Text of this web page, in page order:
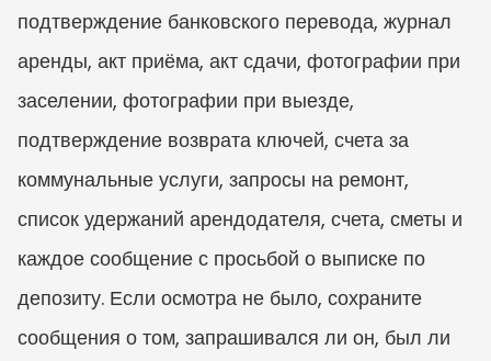
подтверждение банковского перевода, журнал
аренды, акт приёма, акт сдачи, фотографии при
заселении, фотографии при выезде,
подтверждение возврата ключей, счета за
коммунальные услуги, запросы на ремонт,
список удержаний арендодателя, счета, сметы и
каждое сообщение с просьбой о выписке по
депозиту. Если осмотра не было, сохраните
сообщения о том, запрашивался ли он, был ли